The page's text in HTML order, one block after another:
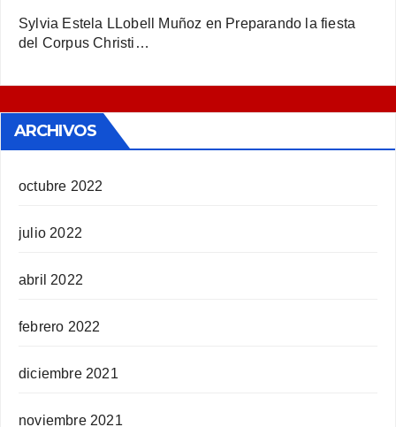
Sylvia Estela LLobell Muñoz en Preparando la fiesta
del Corpus Christi…
ARCHIVOS
octubre 2022
julio 2022
abril 2022
febrero 2022
diciembre 2021
noviembre 2021